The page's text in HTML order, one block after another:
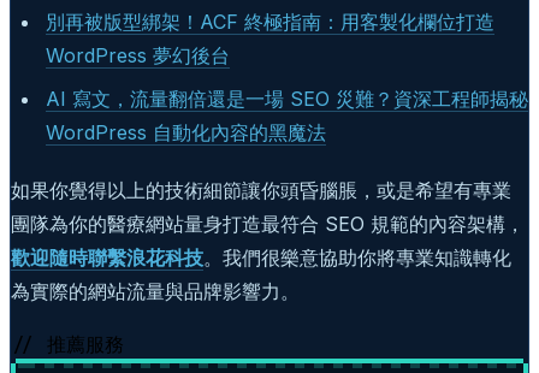
別再被版型綁架！ACF 終極指南：用客製化欄位打造
WordPress 夢幻後台
AI 寫文，流量翻倍還是一場 SEO 災難？資深工程師揭秘
WordPress 自動化內容的黑魔法
如果你覺得以上的技術細節讓你頭昏腦脹，或是希望有專業
團隊為你的醫療網站量身打造最符合 SEO 規範的內容架構，
歡迎隨時聯繫浪花科技。我們很樂意協助你將專業知識轉化
為實際的網站流量與品牌影響力。
// 推薦服務